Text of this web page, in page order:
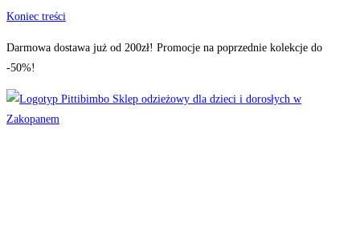
Koniec treści
Darmowa dostawa już od 200zł! Promocje na poprzednie kolekcje do
-50%!